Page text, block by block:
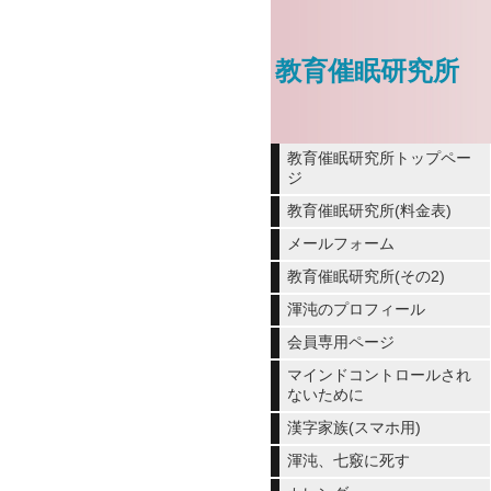
教育催眠研究所
教育催眠研究所トップペー
ジ
教育催眠研究所(料金表)
メールフォーム
教育催眠研究所(その2)
渾沌のプロフィール
会員専用ページ
マインドコントロールされ
ないために
漢字家族(スマホ用)
渾沌、七竅に死す